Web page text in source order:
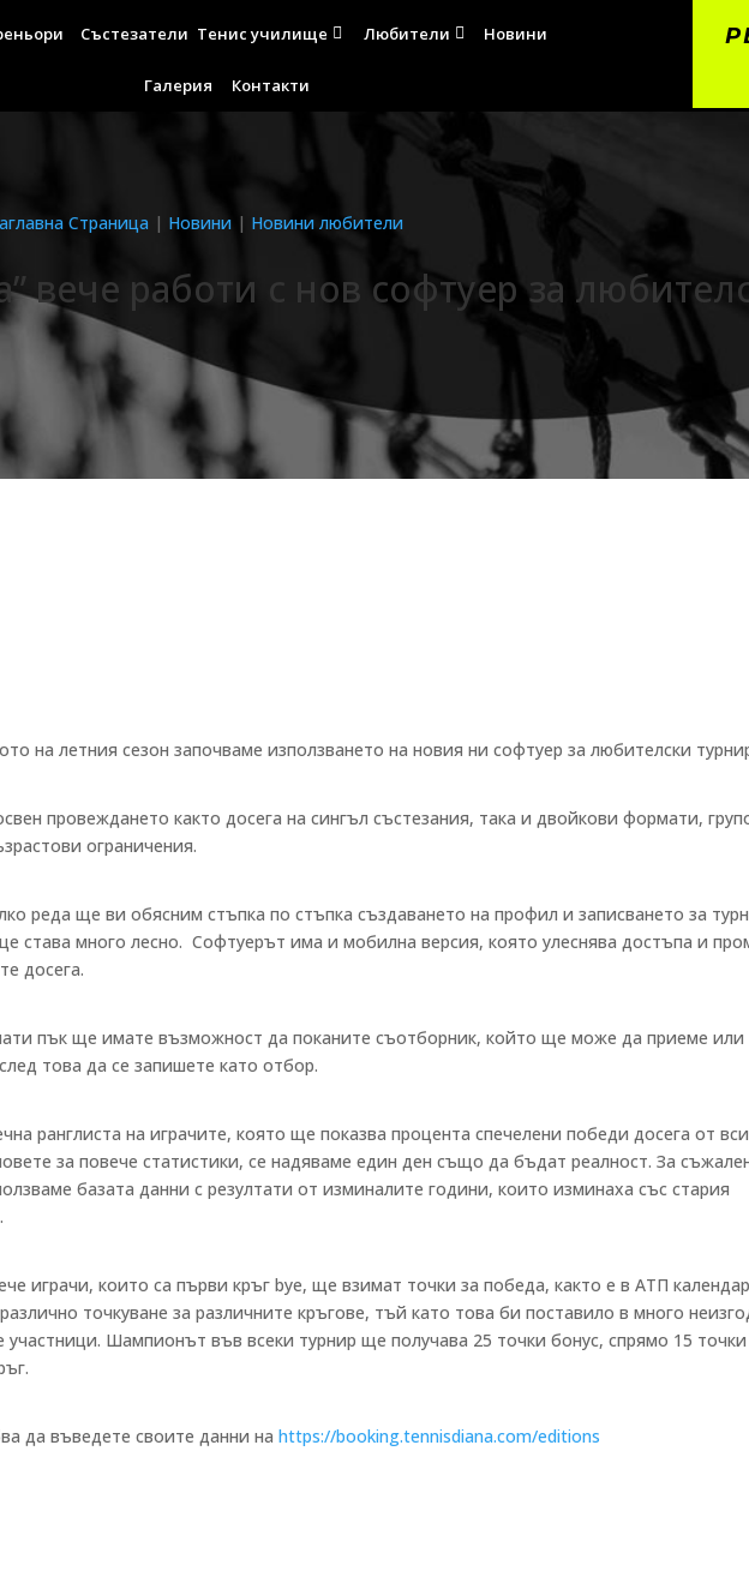
Състезатели 
Тенис училище 
Любители Новини
Галерия Контакти
Страница | Новини | Новини любители
вече работи с нов софтуер за
на летния сезон започваме използването на новия ни софтуер за любителски
провеждането както досега на сингъл състезания, така и двойкови формати,
ограничения.
реда ще ви обясним стъпка по стъпка създаването на профил и записването за
става много лесно. Софтуерът има и мобилна версия, която улеснява достъпа и
досега.
пък ще имате възможност да поканите съотборник, който ще може да приеме или
това да се запишете като отбор.
ранглиста на играчите, която ще показва процента спечелени победи досега от
за повече статистики, се надяваме един ден също да бъдат реалност. За
базата данни с резултати от изминалите години, които изминаха със стария
играчи, които са първи кръг bye, ще взимат точки за победа, както е в АТП
точкуване за различните кръгове, тъй като това би поставило в много
участници. Шампионът във всеки турнир ще получава 25 точки бонус, спрямо 15 точки
да въведете своите данни наhttps://booking.tennisdiana.com/editions